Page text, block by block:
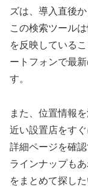
ズは、導入直後
この検索ツール
を反映している
ートフォンで最
す。
また、位置情報
近い設置店をす
詳細ページを確
ラインナップも
をまとめて探し